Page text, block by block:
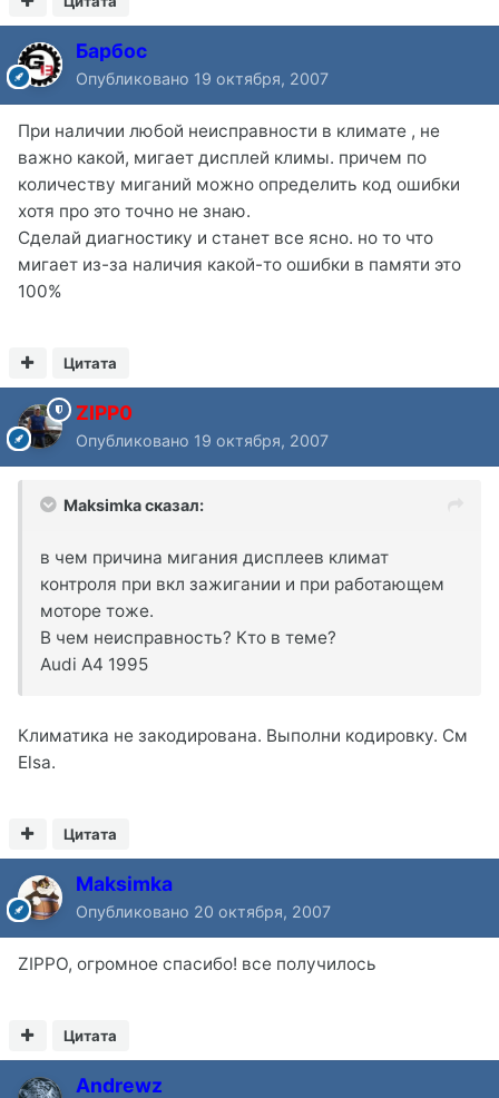
Барбос
Опубликовано 19 октября, 2007
При наличии любой неисправности в климате , не
важно какой, мигает дисплей климы. причем по
количеству миганий можно определить код ошибки
хотя про это точно не знаю.
Сделай диагностику и станет все ясно. но то что
мигает из-за наличия какой-то ошибки в памяти это
100%
Цитата
ZIPP0
Опубликовано 19 октября, 2007
Maksimka сказал:
в чем причина мигания дисплеев климат
контроля при вкл зажигании и при работающем
моторе тоже.
В чем неисправность? Кто в теме?
Audi A4 1995
Климатика не закодирована. Выполни кодировку. См
Elsa.
Цитата
Maksimka
Опубликовано 20 октября, 2007
ZIPPO, огромное спасибо! все получилось
Цитата
Andrewz